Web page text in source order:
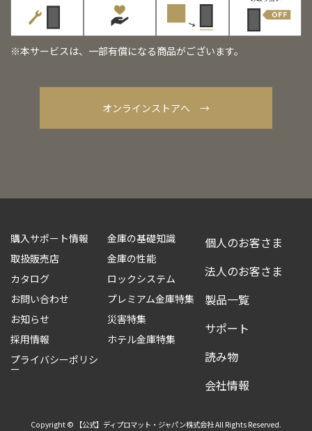
※本サービスは、一部有償になる商品がございます。
オンラインストアへ →
購入サポート情報
取扱販売店
カタログ
お問い合わせ
お知らせ
採用情報
プライバシーポリシ
ー
金庫の基礎知識
金庫の性能
ロックシステム
プレミアム金庫特集
災害特集
ホテル金庫特集
個人のお客さま
法人のお客さま
製品一覧
サポート
読み物
会社情報
Copyright © 【公式】ディプロマット・ジャパン株式会社 All Rights Reserved.